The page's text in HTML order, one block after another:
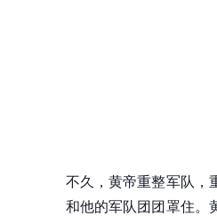
不久，黄帝重整军队，
和他的军队团团罩住。